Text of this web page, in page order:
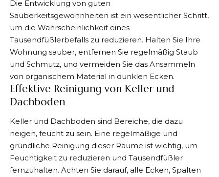
Die Entwicklung von guten
Sauberkeitsgewohnheiten ist ein wesentlicher Schritt,
um die Wahrscheinlichkeit eines
Tausendfüßlerbefalls zu reduzieren. Halten Sie Ihre
Wohnung sauber, entfernen Sie regelmäßig Staub
und Schmutz, und vermeiden Sie das Ansammeln
von organischem Material in dunklen Ecken.
Effektive Reinigung von Keller und
Dachboden
Keller und Dachboden sind Bereiche, die dazu
neigen, feucht zu sein. Eine regelmäßige und
gründliche Reinigung dieser Räume ist wichtig, um
Feuchtigkeit zu reduzieren und Tausendfüßler
fernzuhalten. Achten Sie darauf, alle Ecken, Spalten